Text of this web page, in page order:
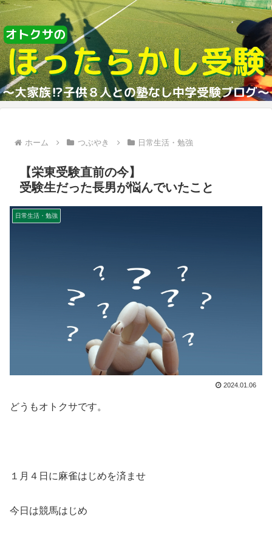
ホーム つぶやき 日常生活・勉強
【栄東受験直前の今】
受験生だった長男が悩んでいたこと
日常生活・勉強
2024.01.06
どうもオトクサです。
１月４日に麻雀はじめを済ませ
今日は競馬はじめ